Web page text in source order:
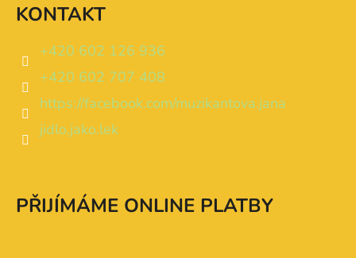
KONTAKT
+420 602 126 936
+420 602 707 408
https://facebook.com/muzikantova.jana
jidlo.jako.lek
PŘIJÍMÁME ONLINE PLATBY